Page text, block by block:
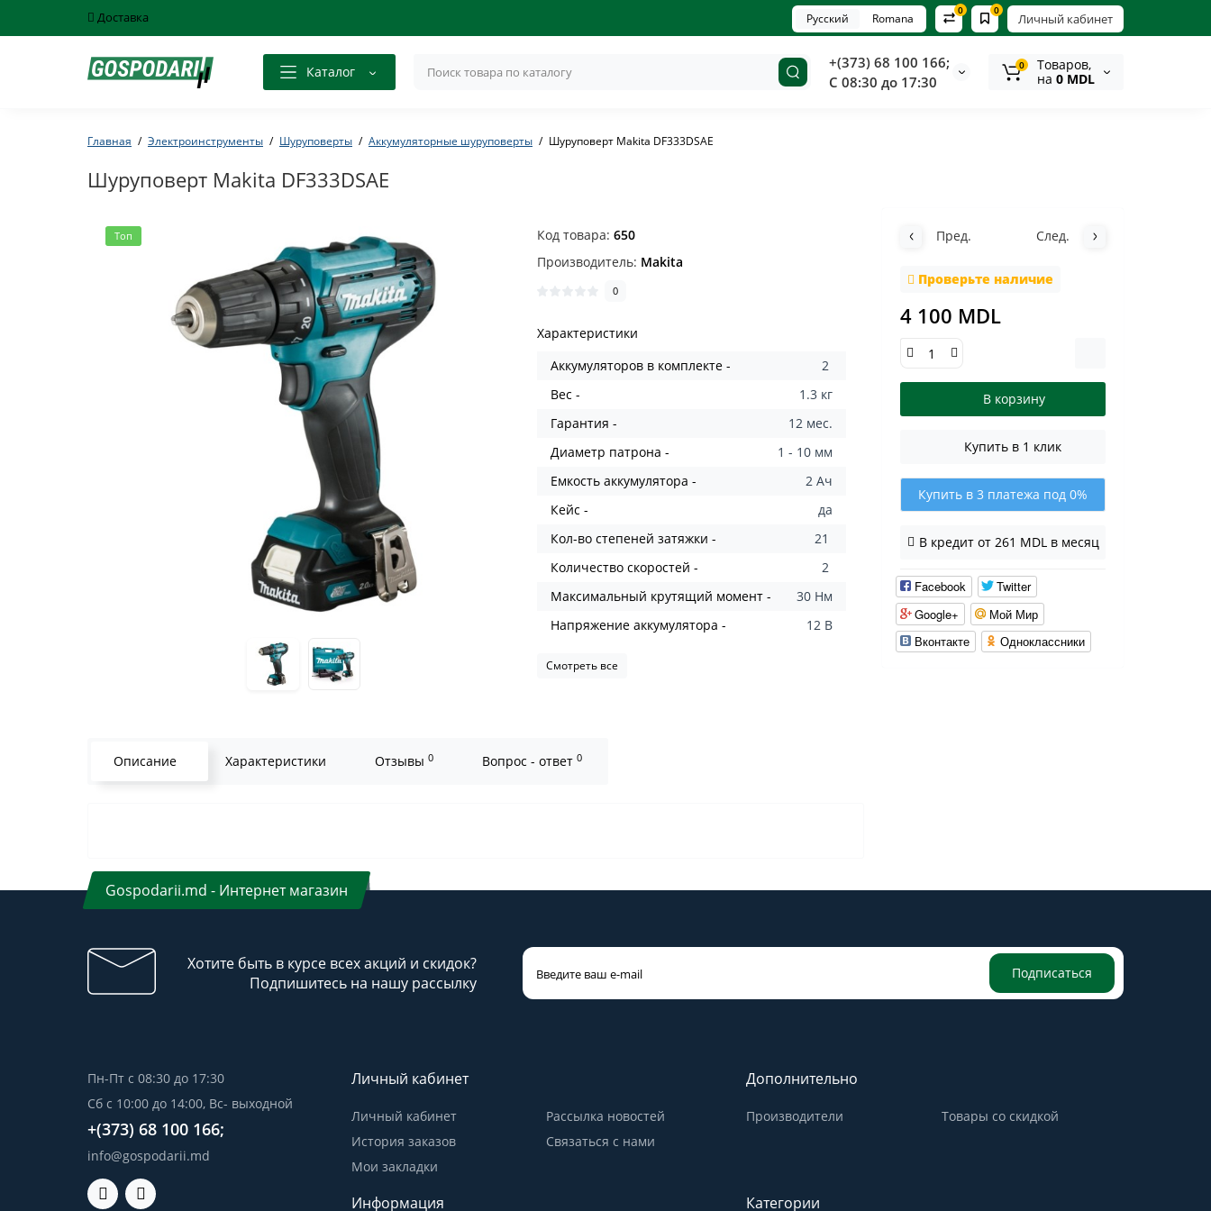
Доставка Личный кабинет
0
0
Русский Romana
Каталог
+(373) 68 100 166;
С 08:30 до 17:30
0
Tоваров,
на 0 MDL
Главная Электроинструменты Шуруповерты Аккумуляторные шуруповерты Шуруповерт Makita DF333DSAE
Шуруповерт Makita DF333DSAE
Топ Код товара:650
Производитель: Makita
0
Характеристики
Aккумуляторов в комплекте -
2
Вес -
1.3 кг
Гарантия -
12 мес.
Диаметр патрона -
1 - 10 мм
Емкость аккумулятора -
2 Ач
Кейс -
да
Кол-во степеней затяжки -
21
Количество скоростей -
2
Максимальный крутящий момент -
30 Нм
Напряжение аккумулятора -
12 В
Смотреть все
Пред. След.
Проверьте наличие
4 100 MDL
В корзину
Купить в 1 клик
Купить в 3 платежа под 0%
В кредит от 261 MDL в месяц
Facebook
Twitter
Google+
Мой Мир
Вконтакте
Одноклассники
Описание Характеристики Отзывы 0 Вопрос - ответ 0
Gospodarii.md - Интернет магазин
Хотите быть в курсе всех акций и скидок?
Подпишитесь на нашу рассылку
Подписаться
Пн-Пт с 08:30 до 17:30
Сб с 10:00 до 14:00, Вс- выходной
+(373) 68 100 166;
info@gospodarii.md
Личный кабинет
Личный кабинет
История заказов
Мои закладки
Рассылка новостей
Связаться с нами
Дополнительно
Производители Товары со скидкой
Информация Категории